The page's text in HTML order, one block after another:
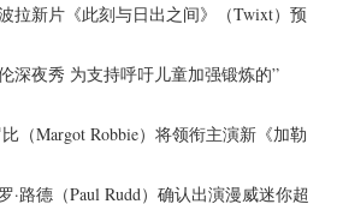
拉新片《此刻与日出之间》（Twixt）预
深夜秀 为支持呼吁儿童加强锻炼的”
比（Margot Robbie）将领衔主演新《加勒
·路德（Paul Rudd）确认出演漫威迷你超